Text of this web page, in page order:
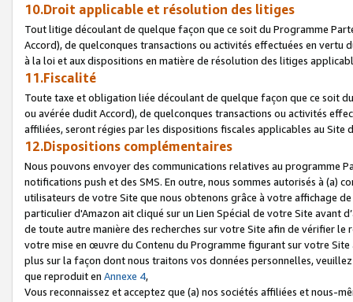
10.Droit applicable et résolution des litiges
Tout litige découlant de quelque façon que ce soit du Programme
Accord), de quelconques transactions ou activités effectuées en vertu
à la loi et aux dispositions en matière de résolution des litiges
11.Fiscalité
Toute taxe et obligation liée découlant de quelque façon que ce soit
ou avérée dudit Accord), de quelconques transactions ou activités
affiliées, seront régies par les dispositions fiscales applicables au Site
12.Dispositions complémentaires
Nous pouvons envoyer des communications relatives au programme
notifications push et des SMS. En outre, nous sommes autorisés à
utilisateurs de votre Site que nous obtenons grâce à votre affichage
particulier d'Amazon ait cliqué sur un Lien Spécial de votre Site avant
de toute autre manière des recherches sur votre Site afin de vérifier
votre mise en œuvre du Contenu du Programme figurant sur votre
plus sur la façon dont nous traitons vos données personnelles,
que reproduit en Annexe 4,
Vous reconnaissez et acceptez que (a) nos sociétés affiliées et nous-